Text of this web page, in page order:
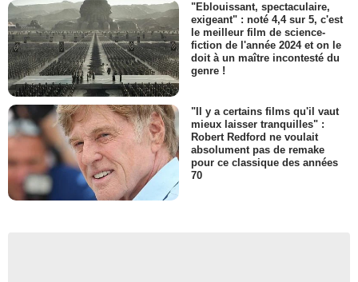
"Eblouissant, spectaculaire,
exigeant" : noté 4,4 sur 5, c'est
le meilleur film de science-
fiction de l'année 2024 et on le
doit à un maître incontesté du
genre !
"Il y a certains films qu'il vaut
mieux laisser tranquilles" :
Robert Redford ne voulait
absolument pas de remake
pour ce classique des années
70